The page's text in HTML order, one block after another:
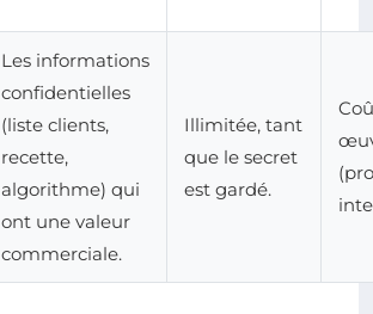
Les informations
confidentielles
(liste clients,
recette,
algorithme) qui
ont une valeur
commerciale.
Illimitée, tant
que le secret
est gardé.